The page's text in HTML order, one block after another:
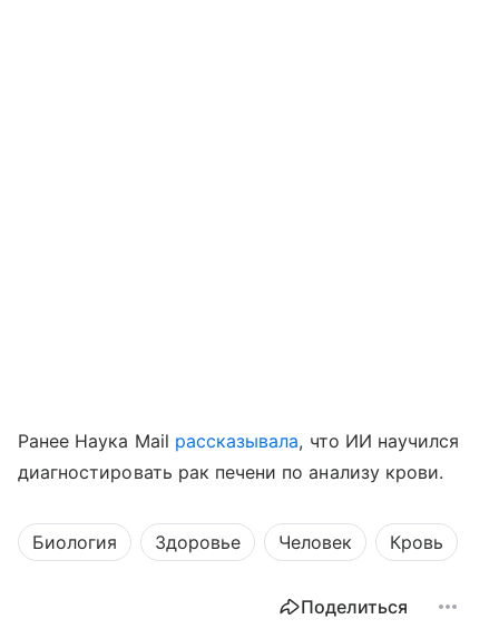
Ранее Наука Mail рассказывала, что ИИ научился
диагностировать рак печени по анализу крови.
Биология Здоровье Человек Кровь
Поделиться